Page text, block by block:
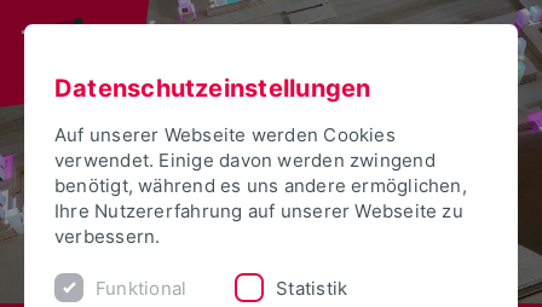
Datenschutzeinstellungen
Auf unserer Webseite werden Cookies
verwendet. Einige davon werden zwingend
benötigt, während es uns andere ermöglichen,
Ihre Nutzererfahrung auf unserer Webseite zu
verbessern.
Funktional Statistik